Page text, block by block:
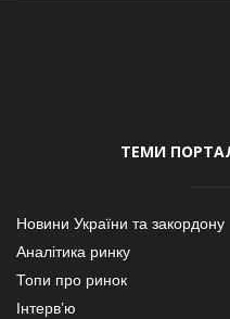
ТЕМИ
Новини України та закордону
Аналітика ринку
Топи про ринок
Інтерв’ю